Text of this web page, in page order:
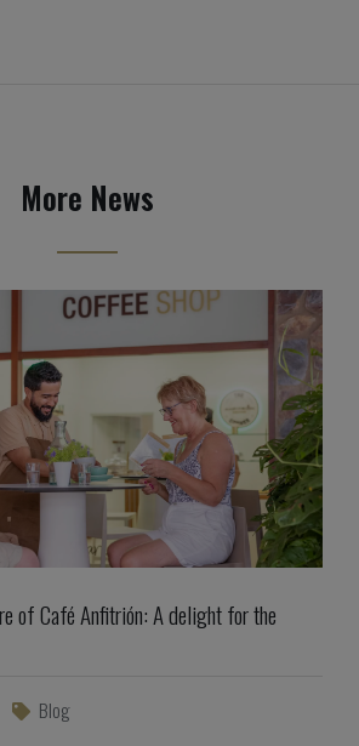
More News
of Café Anfitrión: A delight for the
Blog